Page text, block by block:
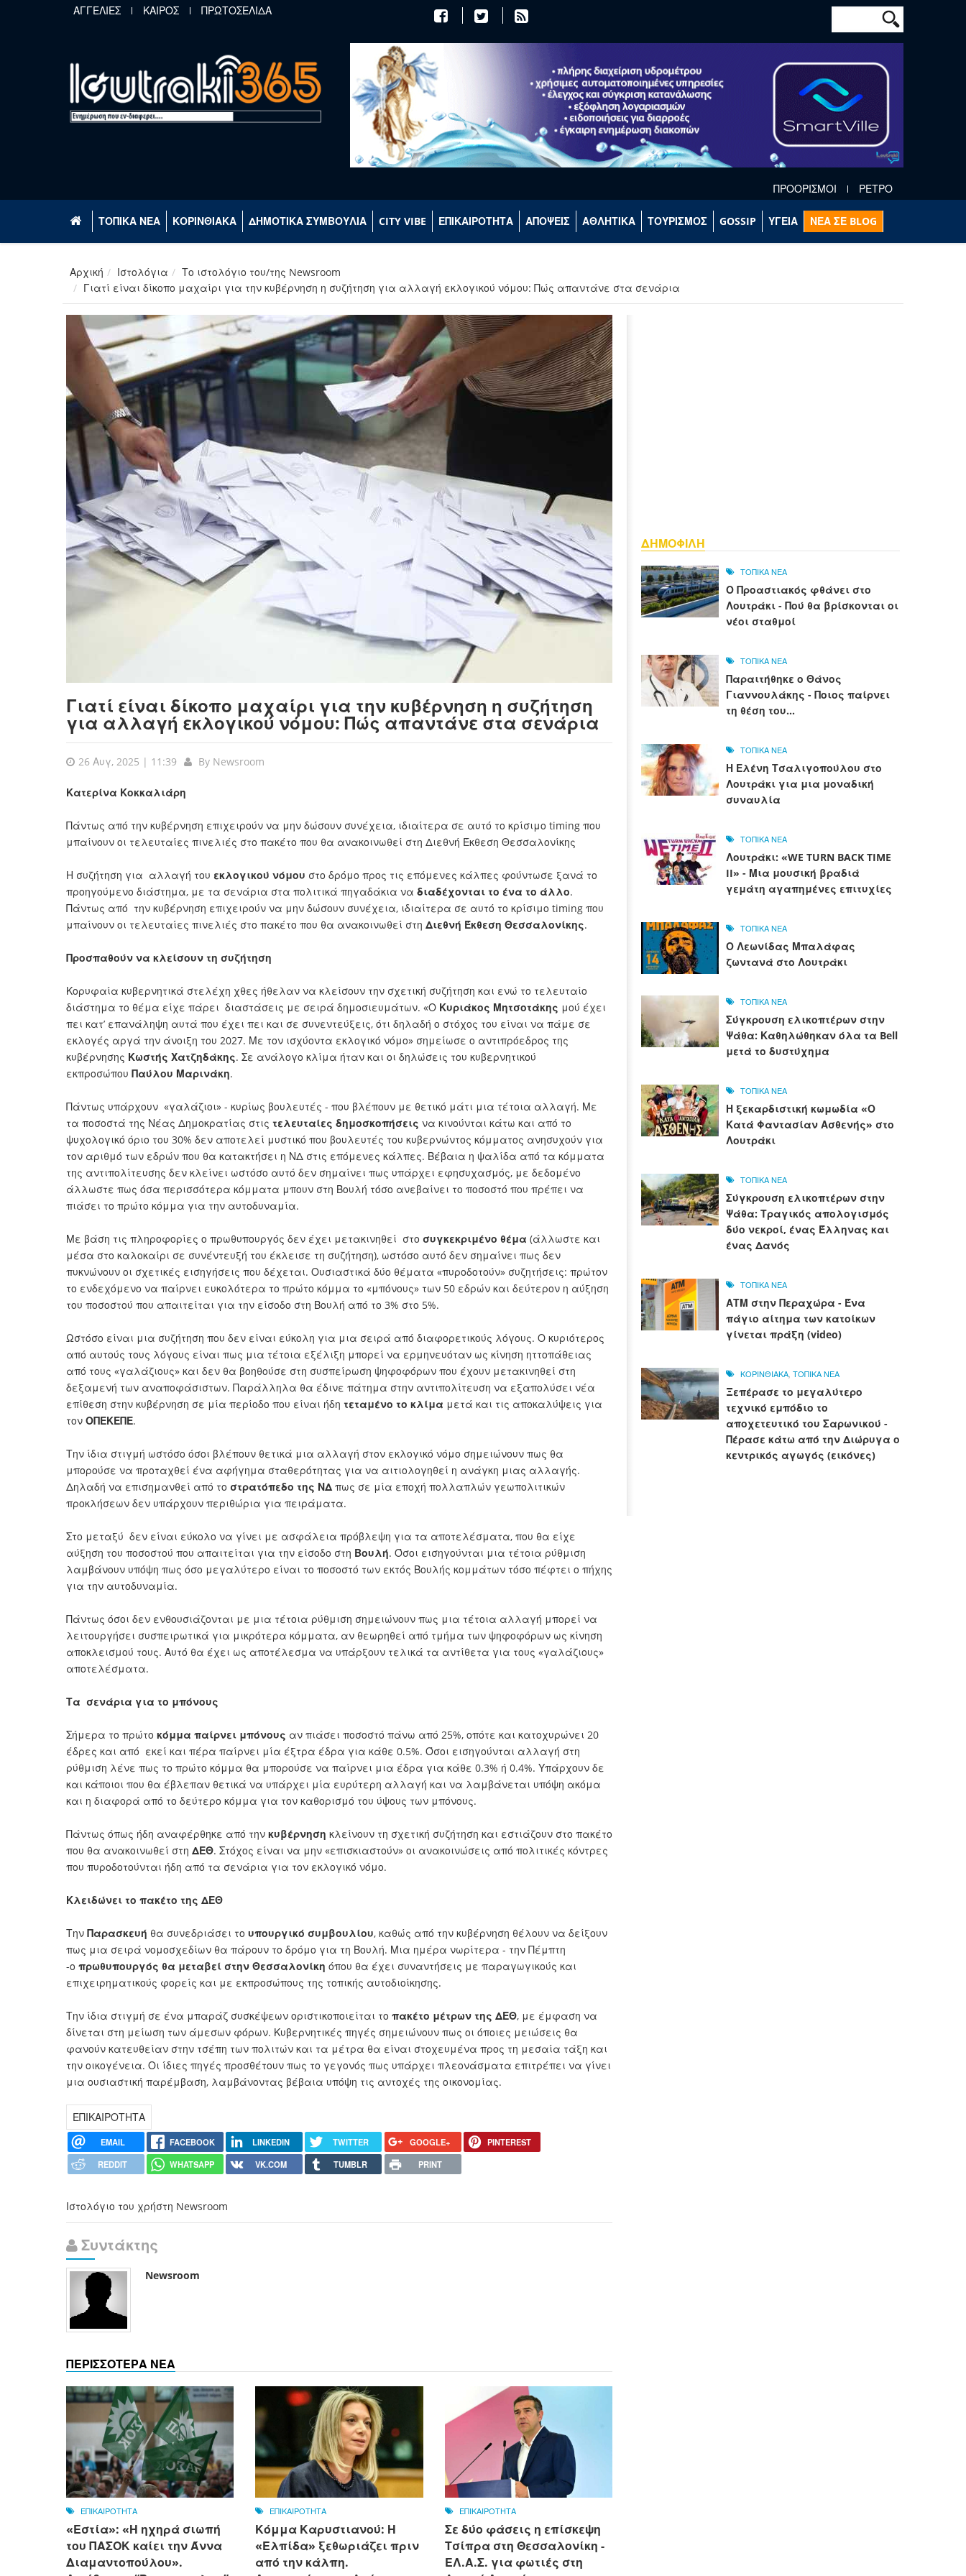
Παράκαμψη προς το κυρίως περιεχόμενο
ΑΓΓΕΛΙΕΣ ΚΑΙΡΟΣ ΠΡΩΤΟΣΕΛΙΔΑ Φόρμα
Αναζήτηση
ΠΡΟΟΡΙΣΜΟΙ ΡΕΤΡΟ
ΤΟΠΙΚΑ ΝΕΑ ΚΟΡΙΝΘΙΑΚΑ ΔΗΜΟΤΙΚΑ ΣΥΜΒΟΥΛΙΑ CITY VIBE ΕΠΙΚΑΙΡΟΤΗΤΑ ΑΠΟΨΕΙΣ ΑΘΛΗΤΙΚΑ ΤΟΥΡΙΣΜΟΣ GOSSIP ΥΓΕΙΑ ΝΕΑ ΣΕ BLOG
Αρχική Ιστολόγια
Το ιστολόγιο του/της Newsroom
Γιατί είναι δίκοπο μαχαίρι για την κυβέρνηση η συζήτηση για αλλαγή εκλογικού νόμου: Πώς απαντάνε στα σενάρια
Γιατί είναι δίκοπο μαχαίρι για την κυβέρνηση η συζήτηση
για αλλαγή εκλογικού νόμου: Πώς απαντάνε στα σενάρια
26 Αυγ, 2025 | 11:39 By Newsroom
Κατερίνα Κοκκαλιάρη
Πάντως από την κυβέρνηση επιχειρούν να μην δώσουν συνέχεια, ιδιαίτερα σε αυτό το κρίσιμο timing που
μπαίνουν οι τελευταίες πινελιές στο πακέτο που θα ανακοινωθεί στη Διεθνή Έκθεση Θεσσαλονίκης
Η συζήτηση για αλλαγή του εκλογικού νόμου στο δρόμο προς τις επόμενες κάλπες φούντωσε ξανά το
προηγούμενο διάστημα, με τα σενάρια στα πολιτικά πηγαδάκια να διαδέχονται το ένα το άλλο.
Πάντως από την κυβέρνηση επιχειρούν να μην δώσουν συνέχεια, ιδιαίτερα σε αυτό το κρίσιμο timing που
μπαίνουν οι τελευταίες πινελιές στο πακέτο που θα ανακοινωθεί στη Διεθνή Έκθεση Θεσσαλονίκης.
Προσπαθούν να κλείσουν τη συζήτηση
Κορυφαία κυβερνητικά στελέχη χθες ήθελαν να κλείσουν την σχετική συζήτηση και ενώ το τελευταίο
διάστημα το θέμα είχε πάρει διαστάσεις με σειρά δημοσιευμάτων. «Ο Κυριάκος Μητσοτάκης μού έχει
πει κατ’ επανάληψη αυτά που έχει πει και σε συνεντεύξεις, ότι δηλαδή ο στόχος του είναι να πάμε σε
εκλογές αργά την άνοιξη του 2027. Με τον ισχύοντα εκλογικό νόμο» σημείωσε ο αντιπρόεδρος της
κυβέρνησης Κωστής Χατζηδάκης. Σε ανάλογο κλίμα ήταν και οι δηλώσεις του κυβερνητικού
εκπροσώπου Παύλου Μαρινάκη.
Πάντως υπάρχουν «γαλάζιοι» - κυρίως βουλευτές - που βλέπουν με θετικό μάτι μια τέτοια αλλαγή. Με
τα ποσοστά της Νέας Δημοκρατίας στις τελευταίες δημοσκοπήσεις να κινούνται κάτω και από το
ψυχολογικό όριο του 30% δεν αποτελεί μυστικό που βουλευτές του κυβερνώντος κόμματος ανησυχούν για
τον αριθμό των εδρών που θα κατακτήσει η ΝΔ στις επόμενες κάλπες. Βέβαια η ψαλίδα από τα κόμματα
της αντιπολίτευσης δεν κλείνει ωστόσο αυτό δεν σημαίνει πως υπάρχει εφησυχασμός, με δεδομένο
άλλωστε πως όσα περισσότερα κόμματα μπουν στη Βουλή τόσο ανεβαίνει το ποσοστό που πρέπει να
πιάσει το πρώτο κόμμα για την αυτοδυναμία.
Με βάση τις πληροφορίες ο πρωθυπουργός δεν έχει μετακινηθεί στο συγκεκριμένο θέμα (άλλωστε και
μέσα στο καλοκαίρι σε συνέντευξή του έκλεισε τη συζήτηση), ωστόσο αυτό δεν σημαίνει πως δεν
πυκνώνουν οι σχετικές εισηγήσεις που δέχεται. Ουσιαστικά δύο θέματα «πυροδοτούν» συζητήσεις: πρώτον
το ενδεχόμενο να παίρνει ευκολότερα το πρώτο κόμμα το «μπόνους» των 50 εδρών και δεύτερον η αύξηση
του ποσοστού που απαιτείται για την είσοδο στη Βουλή από το 3% στο 5%.
Ωστόσο είναι μια συζήτηση που δεν είναι εύκολη για μια σειρά από διαφορετικούς λόγους. Ο κυριότερος
από αυτούς τους λόγους είναι πως μια τέτοια εξέλιξη μπορεί να ερμηνευόταν ως κίνηση ηττοπάθειας
από τους «γαλάζιους» και δεν θα βοηθούσε στη συσπείρωση ψηφοφόρων που έχουν μετακινηθεί στη
δεξαμενή των αναποφάσιστων. Παράλληλα θα έδινε πάτημα στην αντιπολίτευση να εξαπολύσει νέα
επίθεση στην κυβέρνηση σε μία περίοδο που είναι ήδη τεταμένο το κλίμα μετά και τις αποκαλύψεις για
τον ΟΠΕΚΕΠΕ.
Την ίδια στιγμή ωστόσο όσοι βλέπουν θετικά μια αλλαγή στον εκλογικό νόμο σημειώνουν πως θα
μπορούσε να προταχθεί ένα αφήγημα σταθερότητας για να αιτιολογηθεί η ανάγκη μιας αλλαγής.
Δηλαδή να επισημανθεί από το στρατόπεδο της ΝΔ πως σε μία εποχή πολλαπλών γεωπολιτικών
προκλήσεων δεν υπάρχουν περιθώρια για πειράματα.
Στο μεταξύ δεν είναι εύκολο να γίνει με ασφάλεια πρόβλεψη για τα αποτελέσματα, που θα είχε
αύξηση του ποσοστού που απαιτείται για την είσοδο στη Βουλή. Όσοι εισηγούνται μια τέτοια ρύθμιση
λαμβάνουν υπόψη πως όσο μεγαλύτερο είναι το ποσοστό των εκτός Βουλής κομμάτων τόσο πέφτει ο πήχης
για την αυτοδυναμία.
Πάντως όσοι δεν ενθουσιάζονται με μια τέτοια ρύθμιση σημειώνουν πως μια τέτοια αλλαγή μπορεί να
λειτουργήσει συσπειρωτικά για μικρότερα κόμματα, αν θεωρηθεί από τμήμα των ψηφοφόρων ως κίνηση
αποκλεισμού τους. Αυτό θα έχει ως αποτέλεσμα να υπάρξουν τελικά τα αντίθετα για τους «γαλάζιους»
αποτελέσματα.
Τα σενάρια για το μπόνους
Σήμερα το πρώτο κόμμα παίρνει μπόνους αν πιάσει ποσοστό πάνω από 25%, οπότε και κατοχυρώνει 20
έδρες και από εκεί και πέρα παίρνει μία έξτρα έδρα για κάθε 0.5%. Όσοι εισηγούνται αλλαγή στη
ρύθμιση λένε πως το πρώτο κόμμα θα μπορούσε να παίρνει μια έδρα για κάθε 0.3% ή 0.4%. Υπάρχουν δε
και κάποιοι που θα έβλεπαν θετικά να υπάρχει μία ευρύτερη αλλαγή και να λαμβάνεται υπόψη ακόμα
και η διαφορά από το δεύτερο κόμμα για τον καθορισμό του ύψους των μπόνους.
Πάντως όπως ήδη αναφέρθηκε από την κυβέρνηση κλείνουν τη σχετική συζήτηση και εστιάζουν στο πακέτο
που θα ανακοινωθεί στη ΔΕΘ. Στόχος είναι να μην «επισκιαστούν» οι ανακοινώσεις από πολιτικές κόντρες
που πυροδοτούνται ήδη από τα σενάρια για τον εκλογικό νόμο.
Κλειδώνει το πακέτο της ΔΕΘ
Την Παρασκευή θα συνεδριάσει το υπουργικό συμβουλίου, καθώς από την κυβέρνηση θέλουν να δείξουν
πως μια σειρά νομοσχεδίων θα πάρουν το δρόμο για τη Βουλή. Μια ημέρα νωρίτερα - την Πέμπτη
-ο πρωθυπουργός θα μεταβεί στην Θεσσαλονίκη όπου θα έχει συναντήσεις με παραγωγικούς και
επιχειρηματικούς φορείς και με εκπροσώπους της τοπικής αυτοδιοίκησης.
Την ίδια στιγμή σε ένα μπαράζ συσκέψεων οριστικοποιείται το πακέτο μέτρων της ΔΕΘ, με έμφαση να
δίνεται στη μείωση των άμεσων φόρων. Κυβερνητικές πηγές σημειώνουν πως οι όποιες μειώσεις θα
φανούν κατευθείαν στην τσέπη των πολιτών και τα μέτρα θα είναι στοχευμένα προς τη μεσαία τάξη και
την οικογένεια. Οι ίδιες πηγές προσθέτουν πως το γεγονός πως υπάρχει πλεονάσματα επιτρέπει να γίνει
μια ουσιαστική παρέμβαση, λαμβάνοντας βέβαια υπόψη τις αντοχές της οικονομίας.
ΕΠΙΚΑΙΡΟΤΗΤΑ
EMAIL FACEBOOK LINKEDIN TWITTER GOOGLE+
PINTEREST
REDDIT
WHATSAPP VK.COM TUMBLR PRINT
Ιστολόγιο του χρήστη Newsroom
Συντάκτης
Newsroom
ΠΕΡΙΣΣΟΤΕΡΑ ΝΕΑ
ΕΠΙΚΑΙΡΟΤΗΤΑ
«Εστία»: «Η ηχηρά σιωπή
του ΠΑΣΟΚ καίει την Άννα
Διαμαντοπούλου».
ΕΠΙΚΑΙΡΟΤΗΤΑ
Κόμμα Καρυστιανού: Η
«Ελπίδα» ξεθωριάζει πριν
από την κάλπη.
ΕΠΙΚΑΙΡΟΤΗΤΑ
Σε δύο φάσεις η επίσκεψη
Τσίπρα στη Θεσσαλονίκη -
ΕΛ.Α.Σ. για φωτιές στη
ΔΗΜΟΦΙΛΗ
ΤΟΠΙΚΑ ΝΕΑ
Ο Προαστιακός φθάνει στο
Λουτράκι - Πού θα βρίσκονται οι
νέοι σταθμοί
ΤΟΠΙΚΑ ΝΕΑ
Παραιτήθηκε ο Θάνος
Γιαννουλάκης - Ποιος παίρνει
τη θέση του...
ΤΟΠΙΚΑ ΝΕΑ
Η Ελένη Τσαλιγοπούλου στο
Λουτράκι για μια μοναδική
συναυλία
ΤΟΠΙΚΑ ΝΕΑ
Λουτράκι: «WE TURN BACK TIME
II» - Μια μουσική βραδιά
γεμάτη αγαπημένες επιτυχίες
ΤΟΠΙΚΑ ΝΕΑ
Ο Λεωνίδας Μπαλάφας
ζωντανά στο Λουτράκι
ΤΟΠΙΚΑ ΝΕΑ
Σύγκρουση ελικοπτέρων στην
Ψάθα: Καθηλώθηκαν όλα τα Bell
μετά το δυστύχημα
ΤΟΠΙΚΑ ΝΕΑ
Η ξεκαρδιστική κωμωδία «Ο
Κατά Φαντασίαν Ασθενής» στο
Λουτράκι
ΤΟΠΙΚΑ ΝΕΑ
Σύγκρουση ελικοπτέρων στην
Ψάθα: Τραγικός απολογισμός
δύο νεκροί, ένας Έλληνας και
ένας Δανός
ΤΟΠΙΚΑ ΝΕΑ
ΑΤΜ στην Περαχώρα - Ένα
πάγιο αίτημα των κατοίκων
γίνεται πράξη (video)
ΚΟΡΙΝΘΙΑΚΑ, ΤΟΠΙΚΑ ΝΕΑ
Ξεπέρασε το μεγαλύτερο
τεχνικό εμπόδιο το
αποχετευτικό του Σαρωνικού -
Πέρασε κάτω από την Διώρυγα ο
κεντρικός αγωγός (εικόνες)